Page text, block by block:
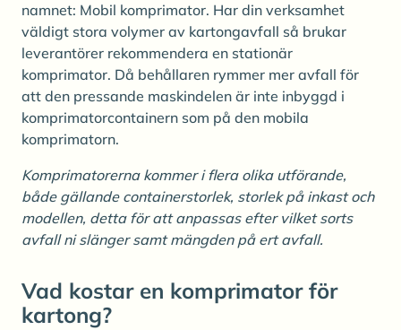
namnet: Mobil komprimator. Har din verksamhet
väldigt stora volymer av kartongavfall så brukar
leverantörer rekommendera en stationär
komprimator. Då behållaren rymmer mer avfall för
att den pressande maskindelen är inte inbyggd i
komprimatorcontainern som på den mobila
komprimatorn.
Komprimatorerna kommer i flera olika utförande,
både gällande containerstorlek, storlek på inkast och
modellen, detta för att anpassas efter vilket sorts
avfall ni slänger samt mängden på ert avfall.
Vad kostar en komprimator för
kartong?